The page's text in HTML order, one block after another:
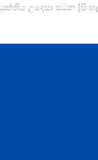
| යුක්තිය උදෙසා සටන